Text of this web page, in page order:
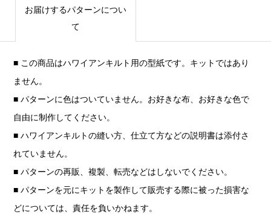
お届けするパターンについ
て
■ この商品はハワイアンキルト用の型紙です。キットではあり
ません。
■ パターンに色はついていません。お好きな布、お好きな色で
自由に制作してください。
■ ハワイアンキルトの縫い方、仕立て方などの説明書は添付さ
れていません。
■ パターンの再販、複製、転売などはしないでください。
■ パターンを元にキットを製作して販売する際に被った損害な
どについては、責任を負いかねます。